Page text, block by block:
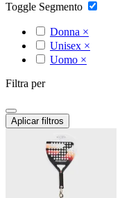
Toggle Segmento
Donna ×
Unisex ×
Uomo ×
Filtra per
Aplicar filtros